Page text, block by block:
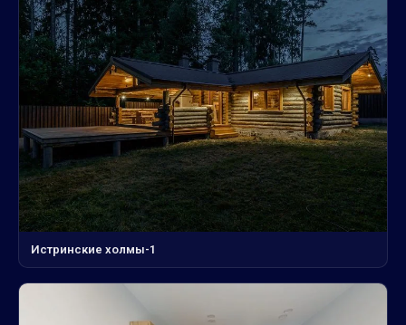
Истринские холмы-1